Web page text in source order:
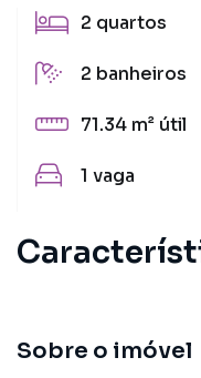
2 quartos
2 banheiros
71.34 m² útil
1 vaga
Sistema de
Sobre o imóvel